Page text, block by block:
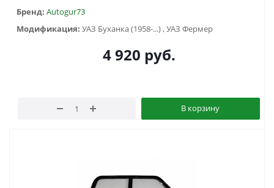
Бренд: Autogur73
Модификация: УАЗ Буханка (1958-...) , УАЗ Фермер
4 920 руб.
В корзину